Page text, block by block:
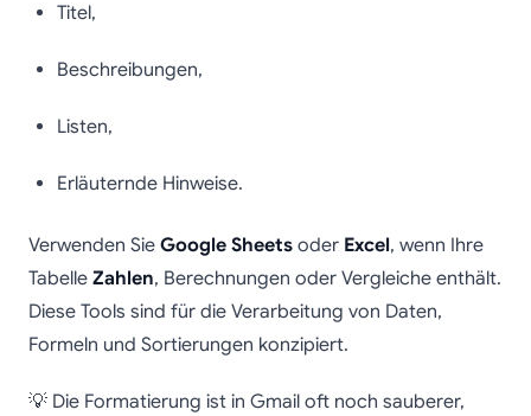
Titel,
Beschreibungen,
Listen,
Erläuternde Hinweise.
Verwenden Sie Google Sheets oder Excel, wenn Ihre
Tabelle Zahlen, Berechnungen oder Vergleiche enthält.
Diese Tools sind für die Verarbeitung von Daten,
Formeln und Sortierungen konzipiert.
💡 Die Formatierung ist in Gmail oft noch sauberer,